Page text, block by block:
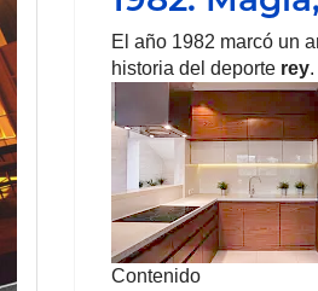
El año 1982 marcó un
historia del deporte rey.
Contenido